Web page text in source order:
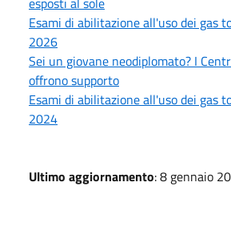
Esami di abilitazione all'uso dei gas
2026
Sei un giovane neodiplomato? I
offrono supporto
Esami di abilitazione all'uso dei gas
2024
Ultimo aggiornamento: 8 gennaio